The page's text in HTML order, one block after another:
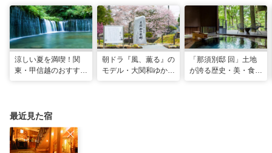
涼しい夏を満喫！関
東・甲信越のおすすめ
朝ドラ『風、薫る』の
モデル・大関和ゆかり
「那須別邸 回」土地
が誇る歴史・美・食を
最近見た宿